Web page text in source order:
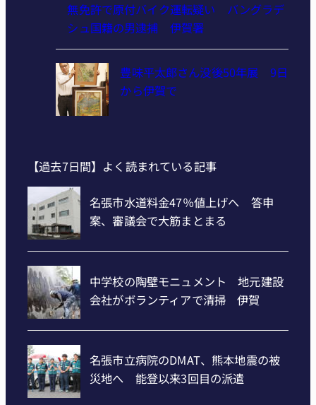
無免許で原付バイク運転疑い バングラデ
シュ国籍の男逮捕 伊賀署
豊味平太郎さん没後50年展 9日
から伊賀で
【過去7日間】よく読まれている記事